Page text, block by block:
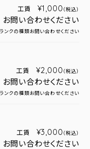
工賃 ¥1,000 （税込）
お問い合わせください
ンクの種類お問い合わせください
工賃 ¥2,000 （税込）
お問い合わせください
ンクの種類お問い合わせください
工賃 ¥3,000 （税込）
お問い合わせください